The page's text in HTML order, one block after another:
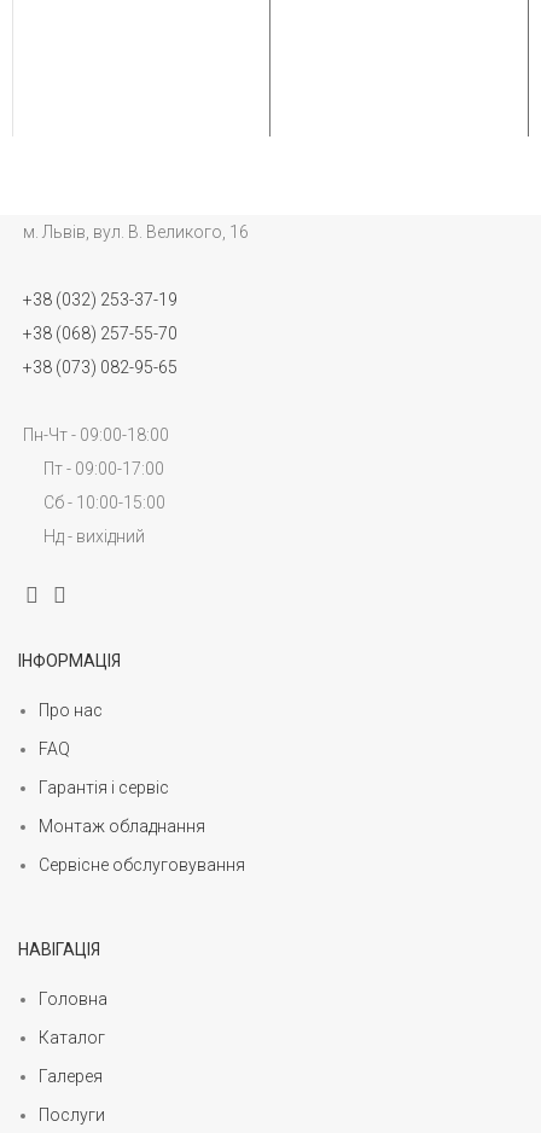
м. Львів, вул. В. Великого, 16
+38 (032) 253-37-19
+38 (068) 257-55-70
+38 (073) 082-95-65
Пн-Чт - 09:00-18:00
Пт - 09:00-17:00
Сб - 10:00-15:00
Нд - вихідний
ІНФОРМАЦІЯ
Про нас
FAQ
Гарантія і сервіс
Монтаж обладнання
Сервісне обслуговування
НАВІГАЦІЯ
Головна
Каталог
Галерея
Послуги